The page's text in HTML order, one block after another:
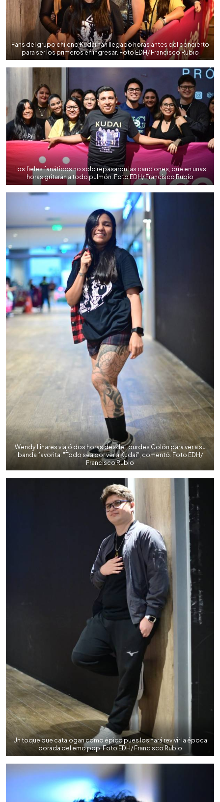
Fans del grupo chileno Kudai han llegado horas antes del concierto
para ser los primeros en ingresar. Foto EDH/ Francisco Rubio
Los fieles fanáticos no solo repasaron las canciones, que en unas
horas gritarán a todo pulmón. Foto EDH/ Francisco Rubio
Wendy Linares viajó dos horas desde Lourdes Colón para ver a su
banda favorita. "Todo sea por ver a Kudai", comentó. Foto EDH/
Francisco Rubio
Un toque que catalogan como épico pues los hará revivir la época
dorada del emo pop. Foto EDH/ Francisco Rubio